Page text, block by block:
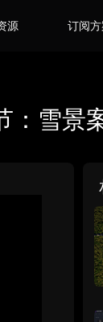
源 订阅方
：雪景